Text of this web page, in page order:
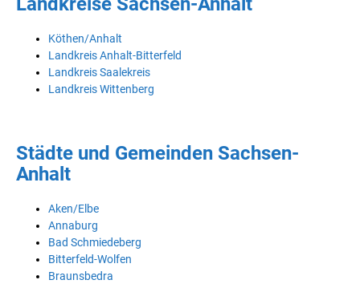
Köthen/Anhalt
Landkreis Anhalt-Bitterfeld
Landkreis Saalekreis
Landkreis Wittenberg
Städte und Gemeinden Sachsen-
Anhalt
Aken/Elbe
Annaburg
Bad Schmiedeberg
Bitterfeld-Wolfen
Braunsbedra